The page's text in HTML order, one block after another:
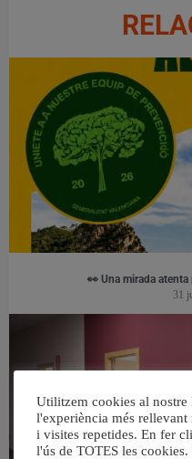
👀 Una mirada
31
Utilitzem cookies al
l'experiència més rellevant
i visites repetides. En fer
l'ús de TOTES les